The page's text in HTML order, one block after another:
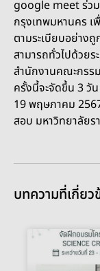
google meet ร่ว
กรุงเทพมหานคร เ
ตามระเบียบอย่าง
สามารถทั่วไปด้วย
สำนักงานคณะกรร
ครั้งนี้จะจัดขึ้น 3 วั
19 พฤษภาคม
สอบ มหาวิทยาลัย
บทความที่เกี่ยว